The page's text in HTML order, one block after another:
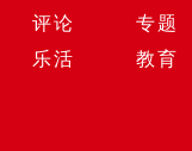
评论 专题
乐活 教育